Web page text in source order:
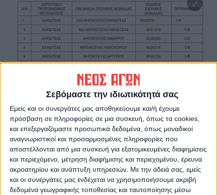
Σεβόμαστε την ιδιωτικότητά σας
Εμείς και οι συνεργάτες μας αποθηκεύουμε και/ή έχουμε
πρόσβαση σε πληροφορίες σε μια συσκευή, όπως τα cookies,
και επεξεργαζόμαστε προσωπικά δεδομένα, όπως μοναδικοί
αναγνωριστικοί και προσαρμοσμένες πληροφορίες που
αποστέλλονται από μια συσκευή για εξατομικευμένες διαφημίσεις
και περιεχόμενο, μέτρηση διαφήμισης και περιεχομένου, έρευνα
ακροατηρίου και ανάπτυξη υπηρεσιών. Με την άδειά σας, εμείς
και οι συνεργάτες μας ενδέχεται να χρησιμοποιήσουμε ακριβή
δεδομένα γεωγραφικής τοποθεσίας και ταυτοποίησης μέσω
Τελευταίες Ειδήσεις Σήμερα